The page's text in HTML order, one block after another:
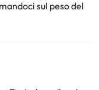
sul peso del